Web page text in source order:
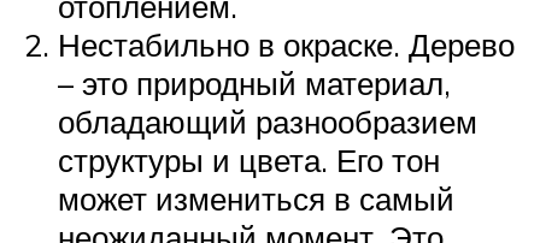
Нестабильно в окраске. Дерево
– это природный материал,
обладающий разнообразием
структуры и цвета. Его тон
может измениться в самый